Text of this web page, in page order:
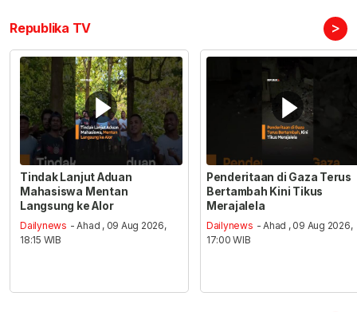
Republika TV >
Tindak Lanjut Aduan
Mahasiswa Mentan
Langsung ke Alor
Dailynews - Ahad , 09 Aug 2026,
18:15 WIB
Penderitaan di Gaza Terus
Bertambah Kini Tikus
Merajalela
Dailynews - Ahad , 09 Aug 2026,
17:00 WIB